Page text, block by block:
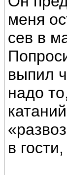
меня
сев в
выпил
надо
в